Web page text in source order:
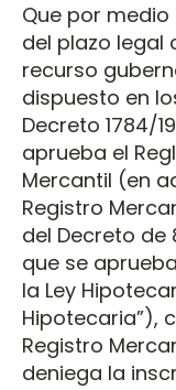
Que por
del plazo legal
recurso
dispuesto en
Decreto 1784/
aprueba el
Mercantil (en
Registro
del Decreto de
que se
la Ley
Hipotecaria”),
Registro
deniega la